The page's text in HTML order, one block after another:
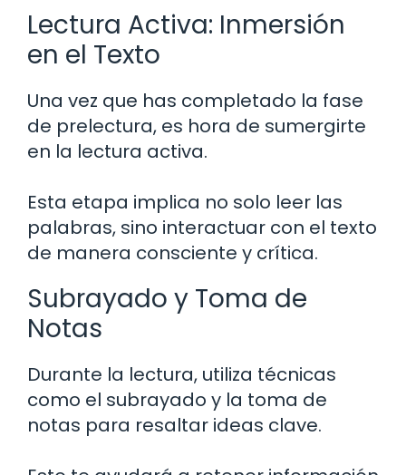
Lectura Activa: Inmersión
en el Texto
Una vez que has completado la fase
de prelectura, es hora de sumergirte
en la lectura activa.
Esta etapa implica no solo leer las
palabras, sino interactuar con el texto
de manera consciente y crítica.
Subrayado y Toma de
Notas
Durante la lectura, utiliza técnicas
como el subrayado y la toma de
notas para resaltar ideas clave.